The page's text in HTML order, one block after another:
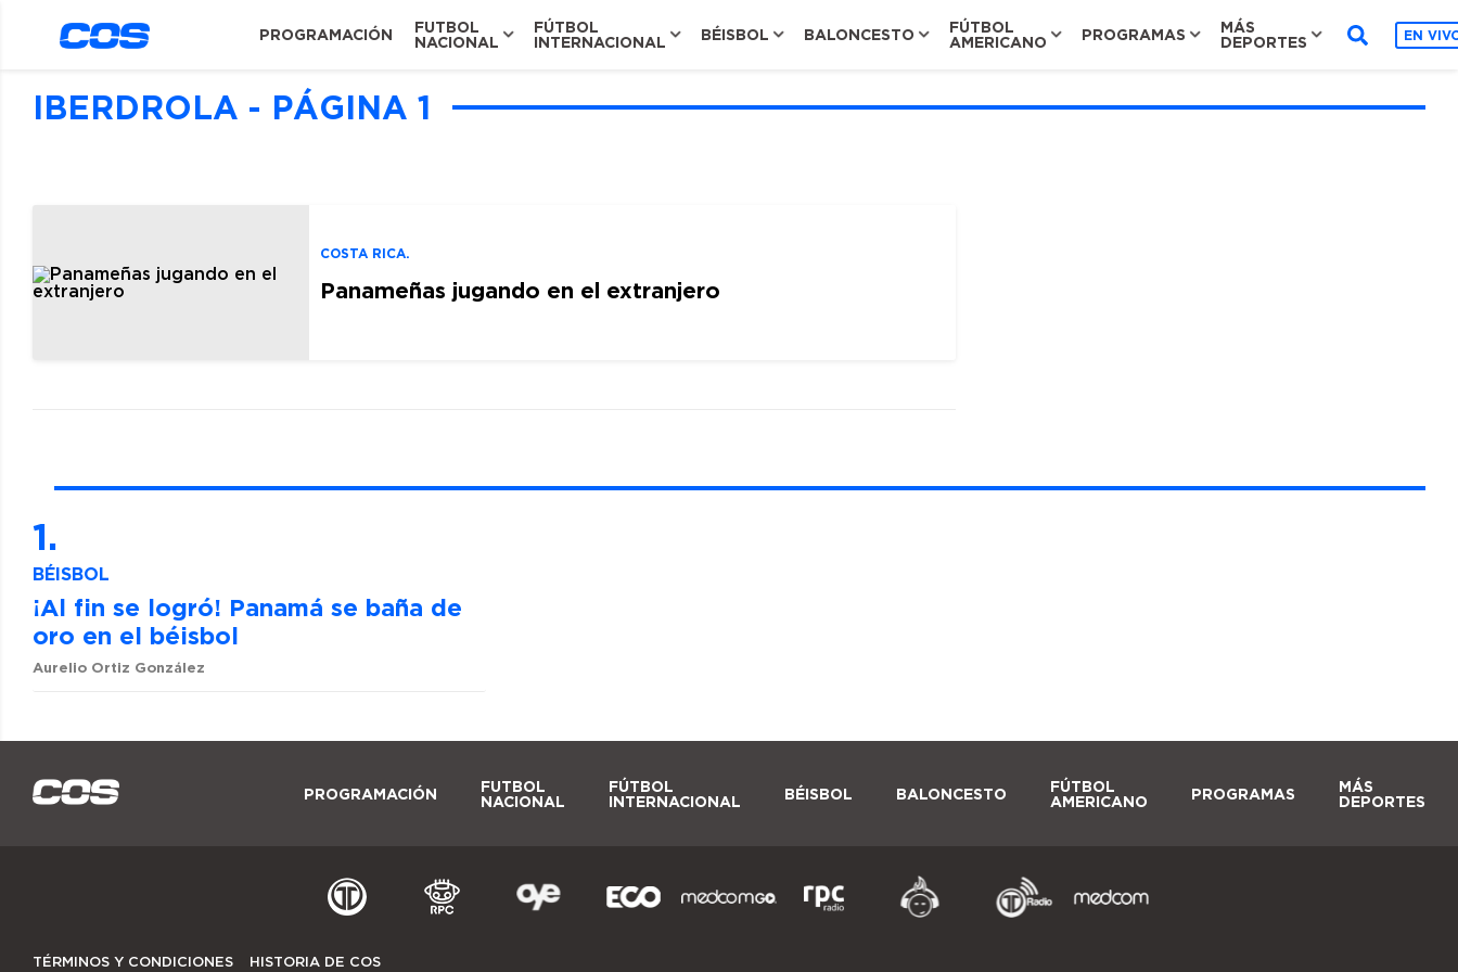
PROGRAMACIÓN
FUTBOL
NACIONAL
FÚTBOL
INTERNACIONAL
BÉISBOL BALONCESTO
FÚTBOL
AMERICANO
PROGRAMAS
MÁS
DEPORTES
EN
IBERDROLA - PÁGINA 1
COSTA RICA.
Panameñas jugando en el extranjero
BÉISBOL
¡Al fin se logró! Panamá se baña de
oro en el béisbol
Aurelio Ortiz González
PROGRAMACIÓN
FUTBOL
NACIONAL
FÚTBOL
INTERNACIONAL
BÉISBOL BALONCESTO
FÚTBOL
AMERICANO
PROGRAMAS
MÁS
DEPORTES
TÉRMINOS Y CONDICIONES HISTORIA DE COS